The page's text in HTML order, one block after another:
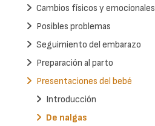
Cambios físicos y emocionales
Posibles problemas
Seguimiento del embarazo
Preparación al parto
Presentaciones del bebé
Introducción
De nalgas